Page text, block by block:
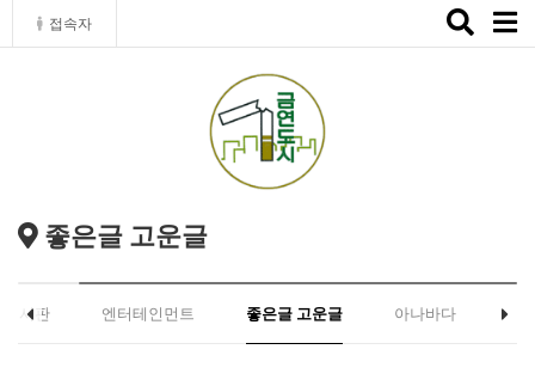
접속자
Toggle
좋은글 고운글
게시판 엔터테인먼트 좋은글 고운글 아나바다